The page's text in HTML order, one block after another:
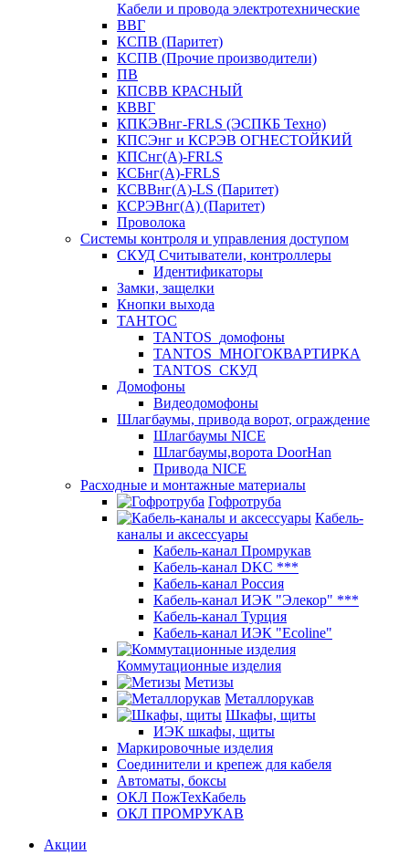
Кабели и провода электротехнические
ВВГ
КСПВ (Паритет)
КСПВ (Прочие производители)
ПВ
КПСВВ КРАСНЫЙ
КВВГ
КПКЭВнг-FRLS (ЭСПКБ Техно)
КПСЭнг и КСРЭВ ОГНЕСТОЙКИЙ
КПСнг(А)-FRLS
КСБнг(А)-FRLS
КСВВнг(А)-LS (Паритет)
КСРЭВнг(А) (Паритет)
Проволока
Системы контроля и управления доступом
СКУД Считыватели, контроллеры
Идентификаторы
Замки, защелки
Кнопки выхода
ТАНТОС
TANTOS_домофоны
TANTOS_МНОГОКВАРТИРКА
TANTOS_СКУД
Домофоны
Видеодомофоны
Шлагбаумы, привода ворот, ограждение
Шлагбаумы NICE
Шлагбаумы,ворота DoorHan
Привода NICE
Расходные и монтажные материалы
Гофротруба
Кабель-
каналы и аксессуары
Кабель-канал Промрукав
Кабель-канал DKC ***
Кабель-канал Россия
Кабель-канал ИЭК "Элекор" ***
Кабель-канал Турция
Кабель-канал ИЭК "Ecoline"
Коммутационные изделия
Метизы
Металлорукав
Шкафы, щиты
ИЭК шкафы, щиты
Маркировочные изделия
Соединители и крепеж для кабеля
Автоматы, боксы
ОКЛ ПожТехКабель
ОКЛ ПРОМРУКАВ
Акции